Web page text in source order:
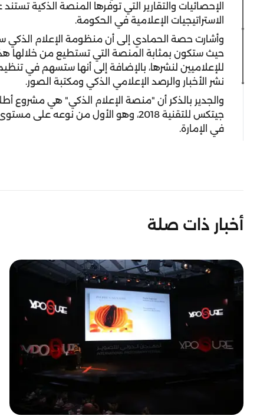
الإحصائيات والتقارير التي توفرها المنصة الذكية
الاستراتيجيات الإعلامية في الحكومة.
وأشارت حصة الحمادي إلى أن منظومة الإعلام الذكي
حيث ستكون بمثابة المنصة التي تستطيع من خلالها
للإعلاميين لنشرها، بالإضافة إلى أنها ستسهم في
نشر الأخبار والرصد الإعلامي الذكي ومكتبة الصور.
والجدير بالذكر أن "منصة الإعلام الذكي" هي مشروع
جيتكس للتقنية 2018، وهو الأول من
في الإمارة.
أخبار ذات صلة